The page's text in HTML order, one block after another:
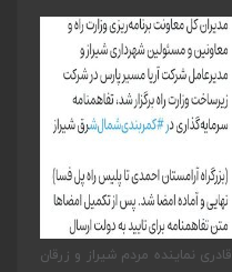
قادری نماینده مردم شیراز و زرقان